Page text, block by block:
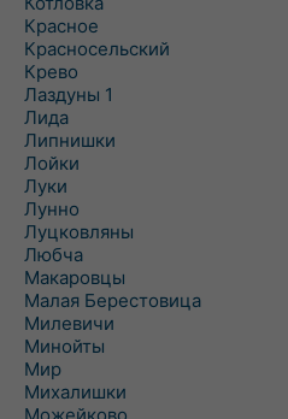
Красное
Красносельский
Крево
Лаздуны 1
Лида
Липнишки
Лойки
Луки
Лунно
Луцковляны
Любча
Макаровцы
Малая Берестовица
Милевичи
Минойты
Мир
Михалишки